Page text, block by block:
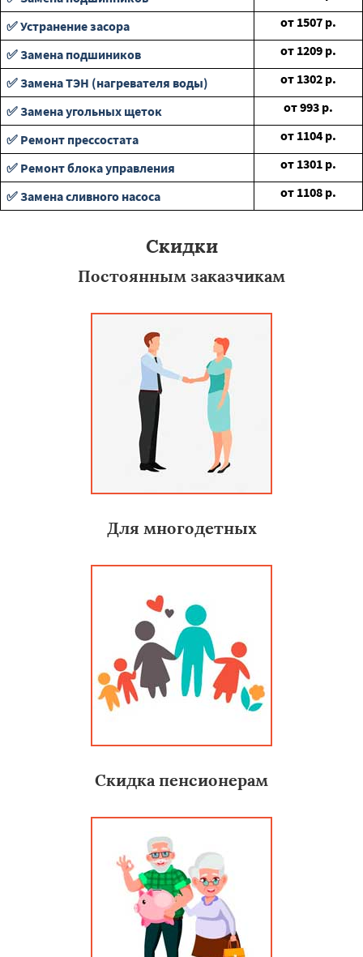
✅ Устранение засора
от 1507 р.
✅ Замена подшиников
от 1209 р.
✅ Замена ТЭН (нагревателя воды)
от 1302 р.
✅ Замена угольных щеток
от993 р.
✅ Ремонт прессостата
от 1104 р.
✅ Ремонт блока управления
от 1301 р.
✅ Замена сливного насоса
от 1108 р.
Скидки
Постоянным заказчикам
Для многодетных
Скидка пенсионерам